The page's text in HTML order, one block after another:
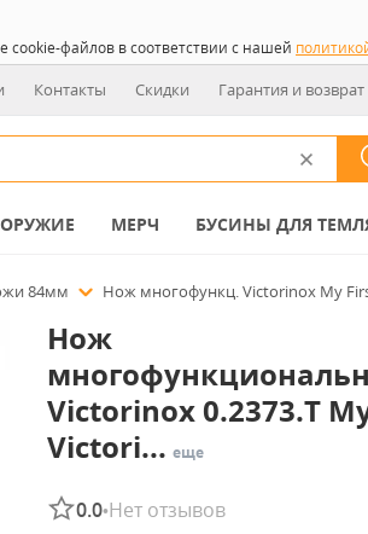
cookie-файлов в соответствии с нашей
Контакты Скидки Гарантия и возврат
МЕРЧ БУСИНЫ ДЛЯ
84мм Нож многофункц. Victorinox My
Нож
Victorinox 0.2373.T
Victori... еще
0.0•Нет отзывов